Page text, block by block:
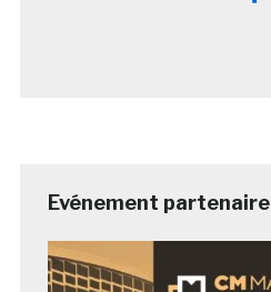
Evénement partenaire